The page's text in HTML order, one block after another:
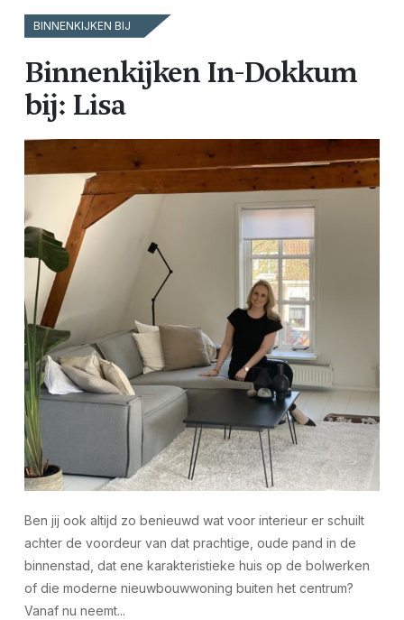
BINNENKIJKEN BIJ
Binnenkijken In-Dokkum
bij: Lisa
Ben jij ook altijd zo benieuwd wat voor interieur er schuilt
achter de voordeur van dat prachtige, oude pand in de
binnenstad, dat ene karakteristieke huis op de bolwerken
of die moderne nieuwbouwwoning buiten het centrum?
Vanaf nu neemt...